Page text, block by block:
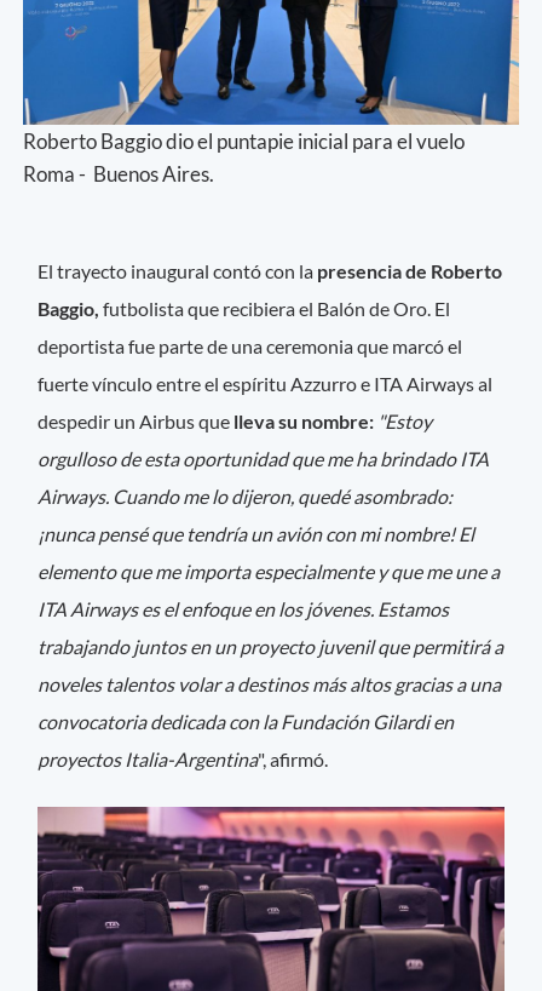
Roberto Baggio dio el puntapie inicial para el vuelo
Roma - Buenos Aires.
El trayecto inaugural contó con la presencia de Roberto
Baggio, futbolista que recibiera el Balón de Oro. El
deportista fue parte de una ceremonia que marcó el
fuerte vínculo entre el espíritu Azzurro e ITA Airways al
despedir un Airbus que lleva su nombre: "Estoy
orgulloso de esta oportunidad que me ha brindado ITA
Airways. Cuando me lo dijeron, quedé asombrado:
¡nunca pensé que tendría un avión con mi nombre! El
elemento que me importa especialmente y que me une a
ITA Airways es el enfoque en los jóvenes. Estamos
trabajando juntos en un proyecto juvenil que permitirá a
noveles talentos volar a destinos más altos gracias a una
convocatoria dedicada con la Fundación Gilardi en
proyectos Italia-Argentina", afirmó.